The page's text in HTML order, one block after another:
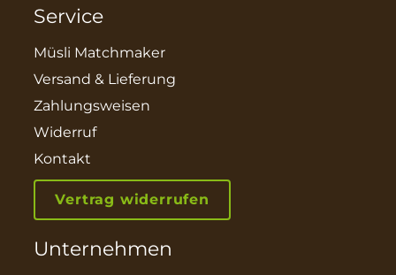
Service
Müsli Matchmaker
Versand & Lieferung
Zahlungsweisen
Widerruf
Kontakt
Vertrag widerrufen
Unternehmen